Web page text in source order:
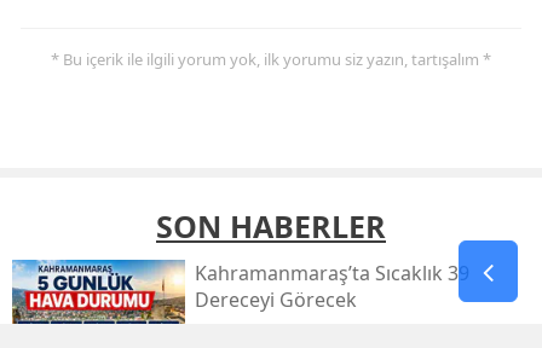
* Bu içerik ile ilgili yorum yok, ilk yorumu siz yazın, tartışalım *
SON HABERLER
Kahramanmaraş’ta Sıcaklık 39
Dereceyi Görecek